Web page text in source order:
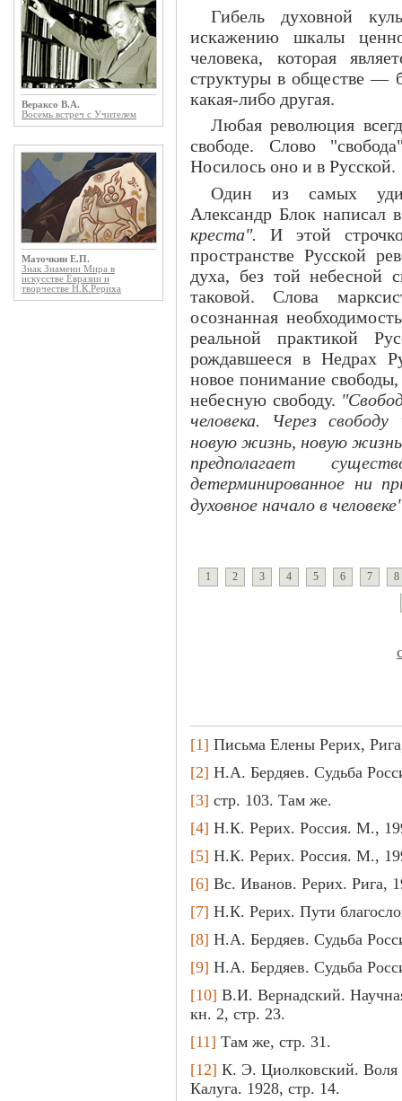
Вераксо В.А.
Восемь встреч с Учителем
Маточкин Е.П.
Знак Знамени Мира в
искусстве Евразии и
творчестве Н.К.Рериха
Гибель духовной
искажению шкалы
человека, которая
структуры в обществе —
какая-либо другая.
Любая революция
свободе. Слово
Носилось оно и в Русской.
Один из самых
Александр Блок написал
креста". И этой
пространстве Русской
духа, без той небесной
таковой. Слова
осознанная
реальной практикой
рождавшееся в Недрах
новое понимание
небесную свободу.
человека. Через
новую жизнь, новую
предполагает
детерминированное ни
духовное начало в
1 2 3 4 5 6 7 8
[1] Письма Елены Рерих,
[2] Н.А. Бердяев. Судьба
[3] стр. 103. Там же.
[4] Н.К. Рерих. Россия. М.,
[5] Н.К. Рерих. Россия. М.,
[6] Вс. Иванов. Рерих. Рига,
[7] Н.К. Рерих. Пути
[8] Н.А. Бердяев. Судьба
[9] Н.А. Бердяев. Судьба
[10] В.И. Вернадский.
кн. 2, стр. 23.
[11] Там же, стр. 31.
[12] К. Э. Циолковский. Воля
Калуга. 1928, стр. 14.